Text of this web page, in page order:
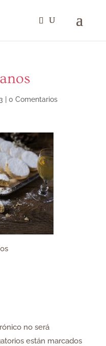
0 Comentarios
no será
están marcados